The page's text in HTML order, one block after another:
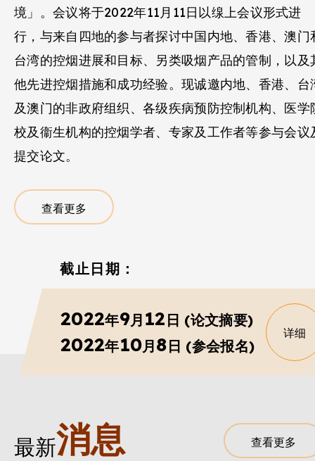
境」。会议将于2022年11月11日以缐上会议形式进
行，与来自四地的参与者探讨中国内地、香港、澳门
台湾的控烟进展和目标、另类吸烟产品的管制，以及
他先进控烟措施和成功经验。现诚邀内地、香港、台
及澳门的非政府组织、各级疾病预防控制机构、医学
校及衞生机构的控烟学者、专家及工作者等参与会议
提交论文。
查看更多
截止日期：
2022年9月 12 日 (论文摘要)
2022年10月8日 (参会报名)
详细
最新消息 查看更多